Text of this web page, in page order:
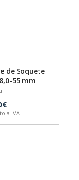
de Soquete
55 mm
a IVA